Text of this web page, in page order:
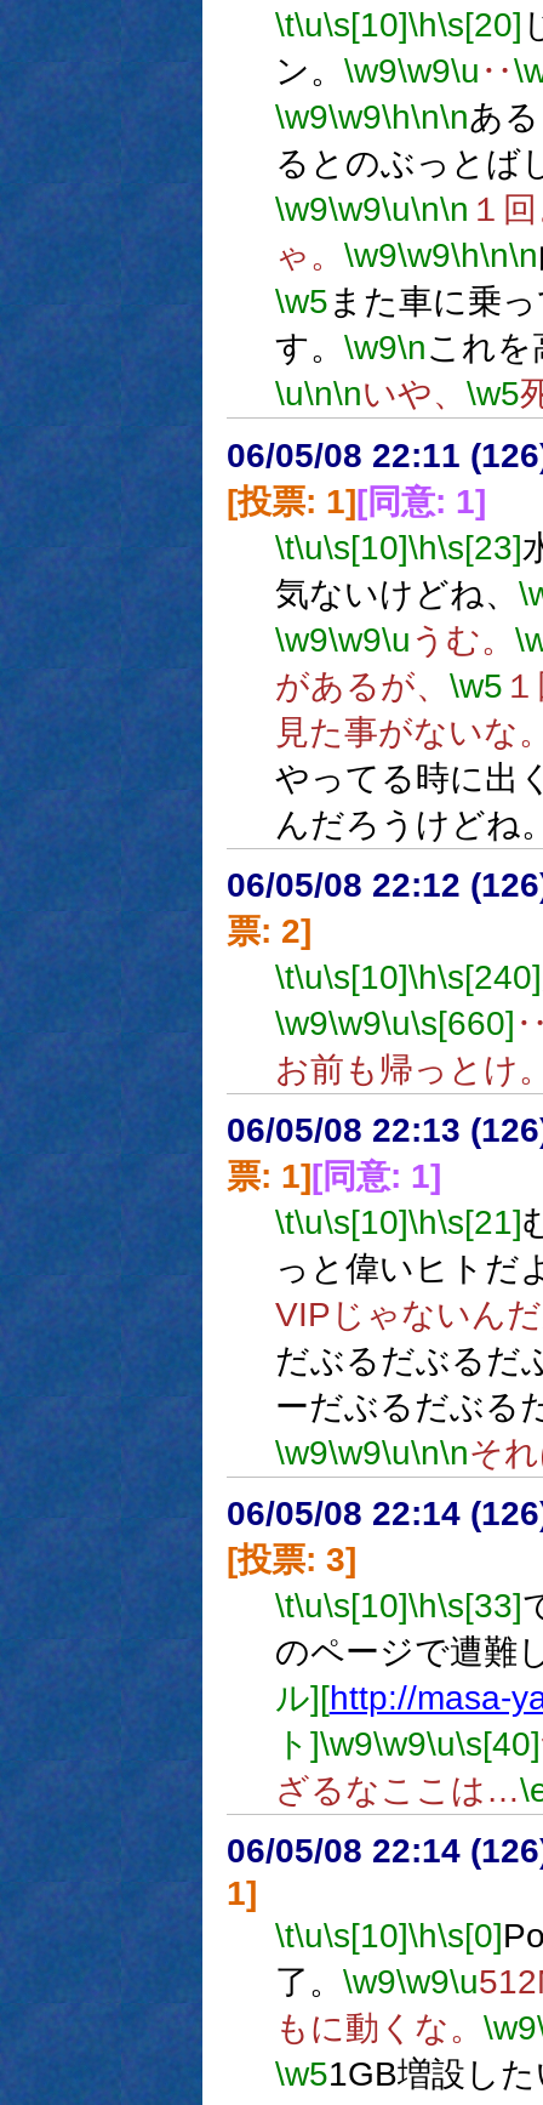
\t\u\s[10]\h\s[20]
ン。 \w9\w9\u ‥
\w9\w9\h\n\nあ
るとのぶっとば
\w9\w9\u\n\n １
ゃ。 \w9\w9\h\n\n
\w5また車に乗
す。 \w9\nこれを
\u\n\nいや、 \w5
06/05/08 22:11
[投票: 1][同意: 1]
\t\u\s[10]\h\s[23]
気ないけどね、
\w9\w9\u うむ。
があるが、 \w5
見た事がないな
やってる時に出
んだろうけどね
06/05/08 22:12
票: 2]
\t\u\s[10]\h\s[240]
\w9\w9\u\s[660]
お前も帰っとけ
06/05/08 22:13
票: 1][同意: 1]
\t\u\s[10]\h\s[21]
っと偉いヒトだ
VIPじゃないん
だぶるだぶるだ
ーだぶるだぶる
\w9\w9\u\n\nそ
06/05/08 22:14
[投票: 3]
\t\u\s[10]\h\s[33]
のページで遭難
ル][http://masa-
ト]\w9\w9\u\s[40]
ざるなここは…
06/05/08 22:14
1]
\t\u\s[10]\h\s[0]
了。 \w9\w9\u
もに動くな。 \w9
\w51GB増設し